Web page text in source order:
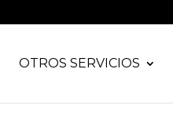
OTROS SERVICIOS